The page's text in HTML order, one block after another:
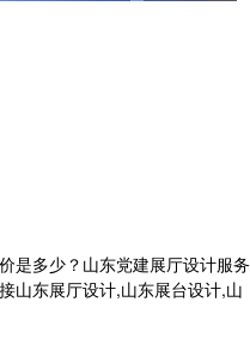
是多少？山东党建展厅设计服务
山东展厅设计,山东展台设计,山